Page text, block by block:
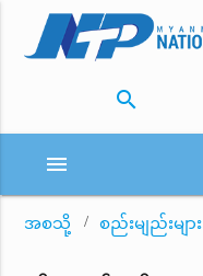
search
menu
အစသို့ စည်းမျည်းများ